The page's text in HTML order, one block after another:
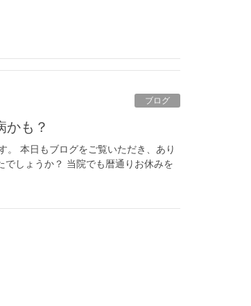
ブログ
かも？
本日もブログをご覧いただき、あり
しょうか？ 当院でも暦通りお休みを